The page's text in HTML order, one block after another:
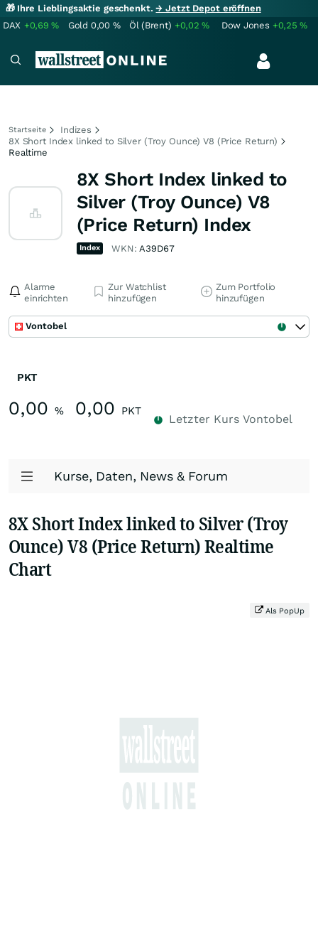
🎁 Ihre Lieblingsaktie geschenkt.→ Jetzt Depot eröffnen
DAX +0,69% Gold 0,00 % Öl (Brent) +0,02% Dow Jones +0,25%
Startseite
Indizes
8X Short Index linked to Silver (Troy Ounce) V8 (Price Return)
Realtime
8X Short Index linked to
Silver (Troy Ounce) V8
(Price Return) Index
Index WKN:A39D67
Alarme
einrichten
Zur Watchlist
hinzufügen
Zum Portfolio
hinzufügen
Vontobel
PKT
0,00 % 0,00 PKT
Letzter Kurs Vontobel
Kurse, Daten, News & Forum
8X Short Index linked to Silver (Troy
Ounce) V8 (Price Return) Realtime
Chart
Als PopUp